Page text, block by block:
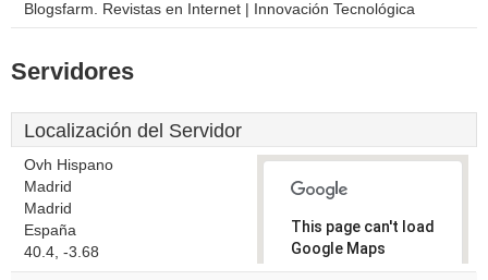
Blogsfarm. Revistas en Internet | Innovación Tecnológica
Servidores
Localización del Servidor
Ovh Hispano
Madrid
Madrid
España
40.4, -3.68
This page can't load
Google Maps
correctly.